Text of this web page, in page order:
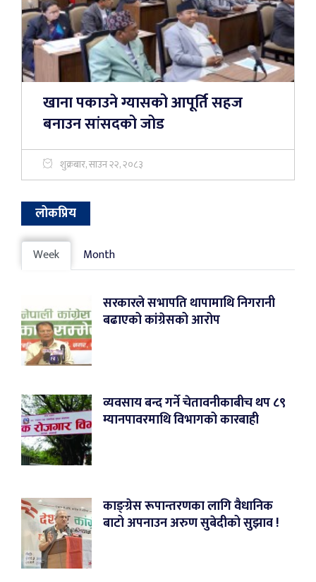
खाना पकाउने ग्यासको आपूर्ति सहज
बनाउन सांसदको जोड
शुक्रबार, साउन २२, २०८३
लोकप्रिय
Week Month
सरकारले सभापति थापामाथि निगरानी
बढाएको कांग्रेसको आरोप
व्यवसाय बन्द गर्ने चेतावनीकाबीच थप ८९
म्यानपावरमाथि विभागको कारबाही
काङ्ग्रेस रूपान्तरणका लागि वैधानिक
बाटो अपनाउन अरुण सुबेदीको सुझाव !